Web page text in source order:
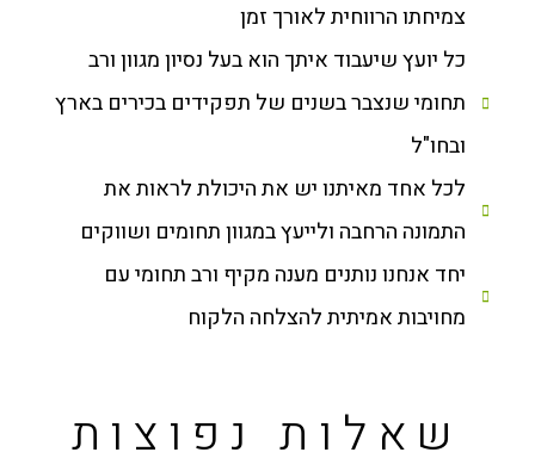
צמיחתו הרווחית לאורך זמן
כל יועץ שיעבוד איתך הוא בעל נסיון מגוון ורב
תחומי שנצבר בשנים של תפקידים בכירים בארץ
ובחו"ל
לכל אחד מאיתנו יש את היכולת לראות את
התמונה הרחבה ולייעץ במגוון תחומים ושווקים
יחד אנחנו נותנים מענה מקיף ורב תחומי עם
מחויבות אמיתית להצלחה הלקוח
שאלות נפוצות